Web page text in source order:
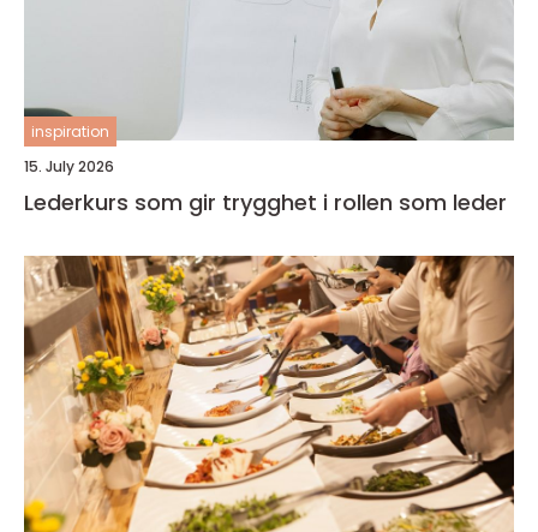
inspiration
15. July 2026
Lederkurs som gir trygghet i rollen som leder